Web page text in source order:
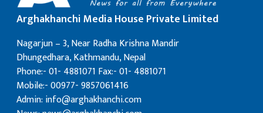
Arghakhanchi Media House Private Limited
Nagarjun – 3, Near Radha Krishna Mandir
Dhungedhara, Kathmandu, Nepal
Phone:- 01- 4881071 Fax:- 01- 4881071
Mobile:- 00977- 9857061416
Admin: info@arghakhanchi.com